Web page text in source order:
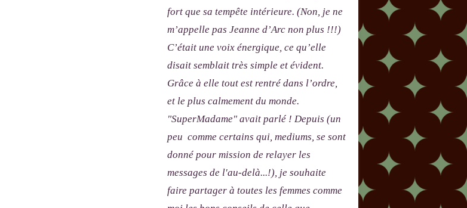
fort que sa tempête intérieure. (Non, je ne
m’appelle pas Jeanne d’Arc non plus !!!)
C’était une voix énergique, ce qu’elle
disait semblait très simple et évident.
Grâce à elle tout est rentré dans l’ordre,
et le plus calmement du monde.
"SuperMadame" avait parlé ! Depuis (un
peu comme certains qui, mediums, se sont
donné pour mission de relayer les
messages de l'au-delà...!), je souhaite
faire partager à toutes les femmes comme